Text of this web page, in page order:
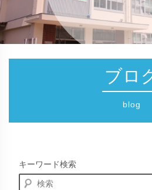
ブロ
blog
キーワード検索